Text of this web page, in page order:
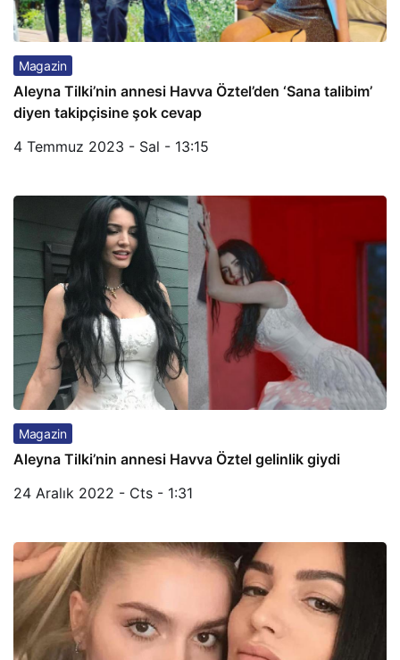
Magazin
Aleyna Tilki’nin annesi Havva Öztel’den ‘Sana talibim’
diyen takipçisine şok cevap
4 Temmuz 2023 - Sal - 13:15
Magazin
Aleyna Tilki’nin annesi Havva Öztel gelinlik giydi
24 Aralık 2022 - Cts - 1:31